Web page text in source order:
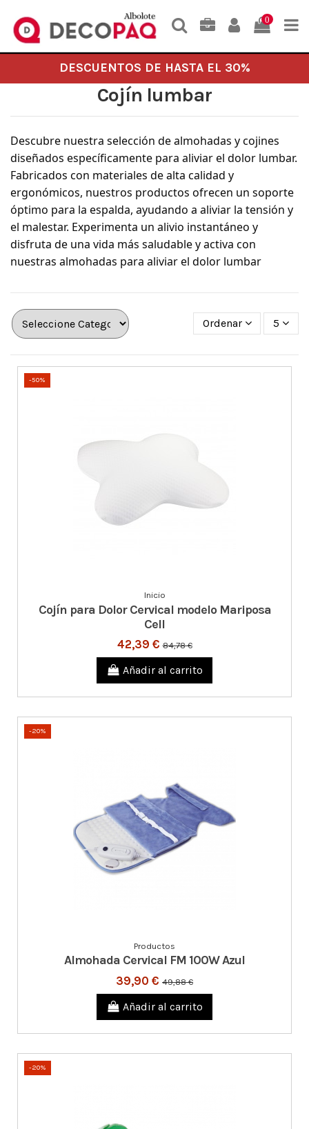
0
DESCUENTOS DE HASTA EL 30%
Cojín lumbar
Descubre nuestra selección de almohadas y cojines
diseñados específicamente para aliviar el dolor lumbar.
Fabricados con materiales de alta calidad y
ergonómicos, nuestros productos ofrecen un soporte
óptimo para la espalda, ayudando a aliviar la tensión y
el malestar. Experimenta un alivio instantáneo y
disfruta de una vida más saludable y activa con
nuestras almohadas para aliviar el dolor lumbar
Ordenar 5
-50%
Inicio
Cojín para Dolor Cervical modelo Mariposa
Cell
42,39 €84,78 €
Añadir al carrito
-20%
Productos
Almohada Cervical FM 100W Azul
39,90 € 49,88 €
Añadir al carrito
-20%